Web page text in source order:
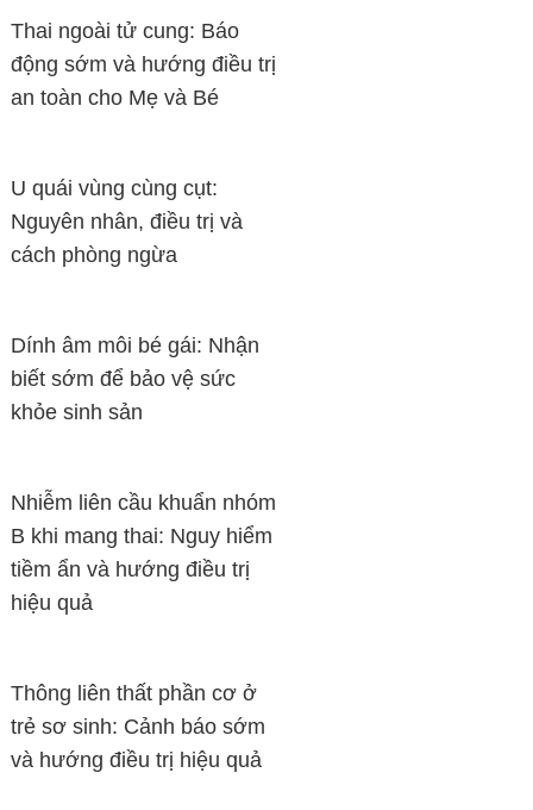
Thai ngoài tử cung: Báo
động sớm và hướng điều trị
an toàn cho Mẹ và Bé
U quái vùng cùng cụt:
Nguyên nhân, điều trị và
cách phòng ngừa
Dính âm môi bé gái: Nhận
biết sớm để bảo vệ sức
khỏe sinh sản
Nhiễm liên cầu khuẩn nhóm
B khi mang thai: Nguy hiểm
tiềm ẩn và hướng điều trị
hiệu quả
Thông liên thất phần cơ ở
trẻ sơ sinh: Cảnh báo sớm
và hướng điều trị hiệu quả